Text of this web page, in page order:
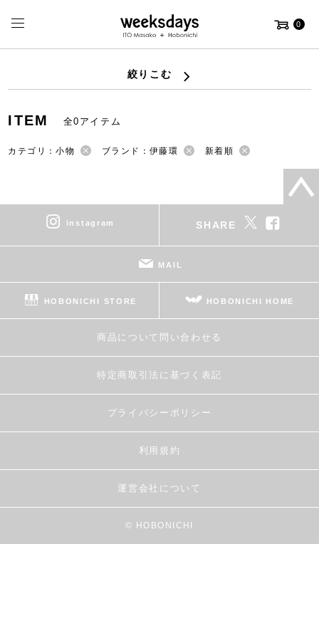
0
絞りこむ
ITEM 全0アイテム
カテゴリ：小物 ブランド：伊藤環 新着順
instagram SHARE
MAIL
HOBONICHI STORE HOBONICHI HOME
商品について問い合わせる
特定商取引法に基づく表記
プライバシーポリシー
利用規約
運営会社について
© HOBONICHI